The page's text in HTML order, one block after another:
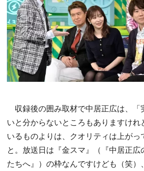
収録後の囲み取材で中居正広は、「
いと分からないところもありますけれ
いるものよりは、クオリティは上が
と。放送日は『金スマ』（『中居正
たちへ』）の枠なんですけども（笑）